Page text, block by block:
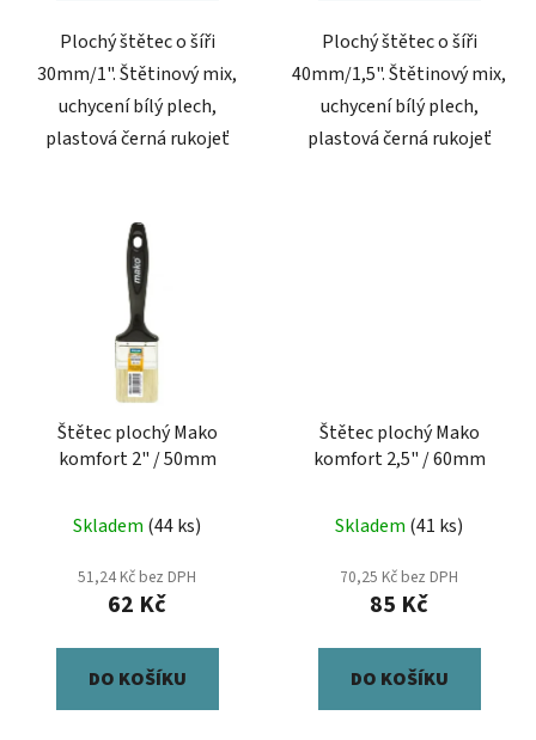
Plochý štětec o šíři
30mm/1". Štětinový mix,
uchycení bílý plech,
plastová černá rukojeť
Plochý štětec o šíři
40mm/1,5". Štětinový mix,
uchycení bílý plech,
plastová černá rukojeť
Štětec plochý Mako
komfort 2" / 50mm
Skladem (44 ks)
51,24 Kč bez DPH
62 Kč
DO KOŠÍKU
Štětec plochý Mako
komfort 2,5" / 60mm
Skladem (41 ks)
70,25 Kč bez DPH
85 Kč
DO KOŠÍKU